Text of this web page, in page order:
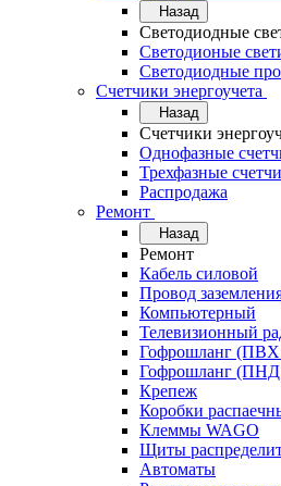
Назад
Светодиодные
Светодионые
Светодиодные
Счетчики энергоучета
Назад
Счетчики
Однофазные
Трехфазные
Распродажа
Ремонт
Назад
Ремонт
Кабель силовой
Провод
Компьютерный
Телевизионный
Гофрошланг (ПВХ
Гофрошланг (ПНД
Крепеж
Коробки
Клеммы WAGO
Щиты
Автоматы